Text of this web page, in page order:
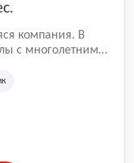
компания. В
с многолетним
опыт позволяют